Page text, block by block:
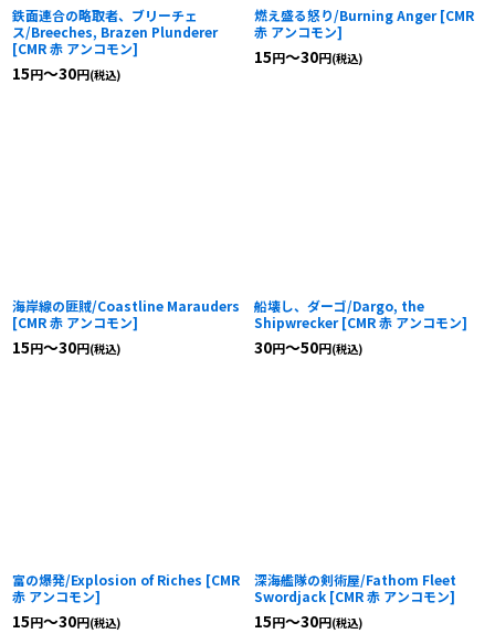
鉄面連合の略取者、ブリーチェ
ス/Breeches, Brazen Plunderer
[CMR 赤 アンコモン]
15円～30円(税込)
燃え盛る怒り/Burning Anger [CMR
赤 アンコモン]
15円～30円(税込)
海岸線の匪賊/Coastline Marauders
[CMR 赤 アンコモン]
15円～30円(税込)
船壊し、ダーゴ/Dargo, the
Shipwrecker [CMR 赤 アンコモン]
30円～50円(税込)
富の爆発/Explosion of Riches [CMR
赤 アンコモン]
15円～30円(税込)
深海艦隊の剣術屋/Fathom Fleet
Swordjack [CMR 赤 アンコモン]
15円～30円(税込)